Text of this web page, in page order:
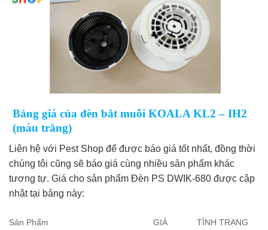
Bảng giá của đèn bắt muỗi KOALA KL2 – IH2
(màu trắng)
Liên hệ với Pest Shop để được báo giá tốt nhất, đồng thời
chúng tôi cũng sẽ báo giá cùng nhiều sản phẩm khác
tương tự. Giá cho sản phẩm Đèn PS DWIK-680 được cập
nhật tại bảng này:
Sản Phẩm GIÁ TÌNH TRẠNG